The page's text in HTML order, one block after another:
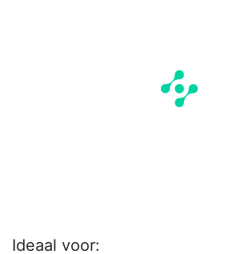
Ideaal voor: